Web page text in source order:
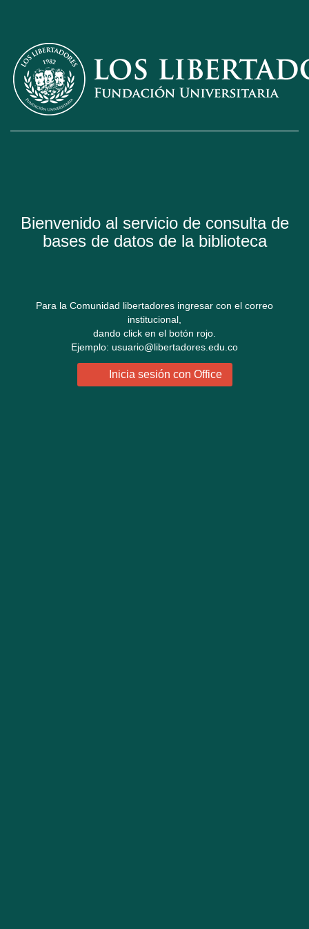
Bienvenido al servicio de consulta de
bases de datos de la biblioteca
Para la Comunidad libertadores ingresar con el correo
institucional,
dando click en el botón rojo.
Ejemplo: usuario@libertadores.edu.co
Inicia sesión con Office